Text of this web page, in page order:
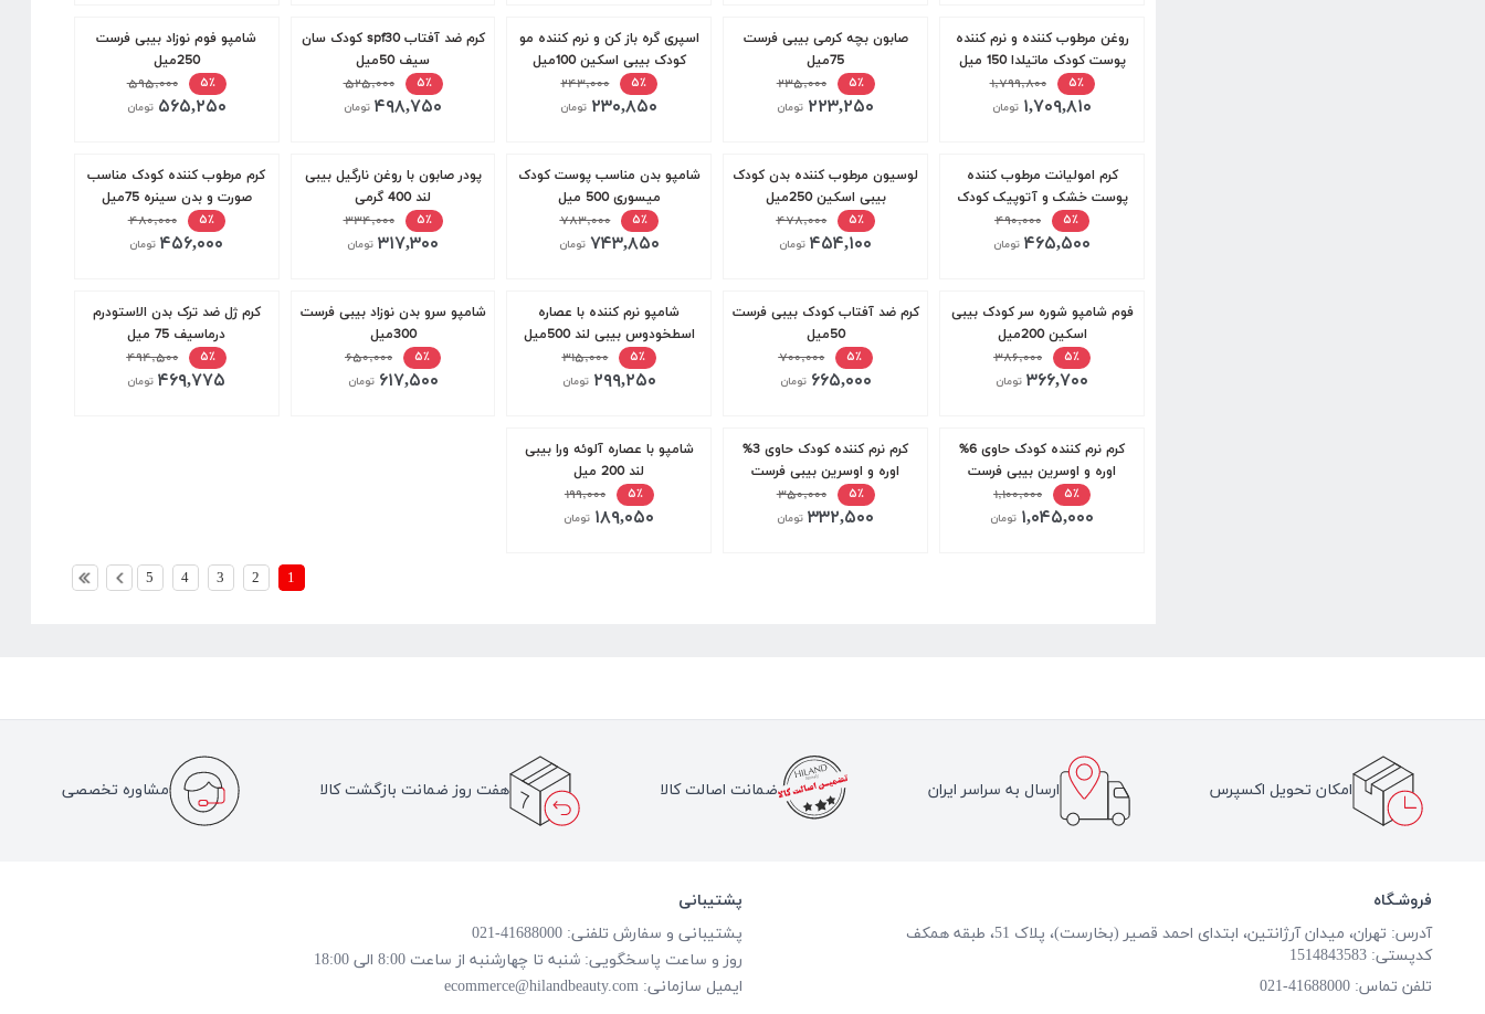
روغن مرطوب کننده و نرم کننده
پوست کودک ماتیلدا 150 میل
۵٪
۱,۷۹۹,۸۰۰
۱,۷۰۹,۸۱۰ تومان
صابون بچه کرمی بیبی فرست
75میل
۵٪
۲۳۵,۰۰۰
۲۲۳,۲۵۰ تومان
اسپری گره باز کن و نرم کننده مو
کودک بیبی اسکین 100میل
۵٪
۲۴۳,۰۰۰
۲۳۰,۸۵۰ تومان
کرم ضد آفتاب spf30 کودک سان
سیف 50میل
۵٪
۵۲۵,۰۰۰
۴۹۸,۷۵۰ تومان
شامپو فوم نوزاد بیبی فرست
250میل
۵٪
۵۹۵,۰۰۰
۵۶۵,۲۵۰ تومان
کرم امولیانت مرطوب کننده
پوست خشک و آتوپیک کودک
بیبی اسکین 100میل
۵٪ ۴۹۰,۰۰۰
۴۶۵,۵۰۰ تومان
لوسیون مرطوب کننده بدن کودک
بیبی اسکین 250میل
۵٪
۴۷۸,۰۰۰
۴۵۴,۱۰۰ تومان
شامپو بدن مناسب پوست کودک
میسوری 500 میل
۵٪
۷۸۳,۰۰۰
۷۴۳,۸۵۰ تومان
پودر صابون با روغن نارگیل بیبی
لند 400 گرمی
۵٪
۳۳۴,۰۰۰
۳۱۷,۳۰۰ تومان
کرم مرطوب کننده کودک مناسب
صورت و بدن سینره 75میل
۵٪
۴۸۰,۰۰۰
۴۵۶,۰۰۰ تومان
فوم شامپو شوره سر کودک بیبی
اسکین 200میل
۵٪
۳۸۶,۰۰۰
۳۶۶,۷۰۰ تومان
کرم ضد آفتاب کودک بیبی فرست
50میل
۵٪
۷۰۰,۰۰۰
۶۶۵,۰۰۰ تومان
شامپو نرم کننده با عصاره
اسطخودوس بیبی لند 500میل
۵٪
۳۱۵,۰۰۰
۲۹۹,۲۵۰ تومان
شامپو سرو بدن نوزاد بیبی فرست
300میل
۵٪
۶۵۰,۰۰۰
۶۱۷,۵۰۰ تومان
کرم ژل ضد ترک بدن الاستودرم
درماسیف 75 میل
۵٪
۴۹۴,۵۰۰
۴۶۹,۷۷۵ تومان
کرم نرم کننده کودک حاوی 6%
اوره و اوسرین بیبی فرست
100میل ۵٪ ۱,۱۰۰,۰۰۰
۱,۰۴۵,۰۰۰ تومان
کرم نرم کننده کودک حاوی 3%
اوره و اوسرین بیبی فرست
100میل ۵٪ ۳۵۰,۰۰۰
۳۳۲,۵۰۰ تومان
شامپو با عصاره آلوئه ورا بیبی
لند 200 میل
۵٪
۱۹۹,۰۰۰
۱۸۹,۰۵۰ تومان
1
2
3
4
5
امکان تحویل اکسپرس ارسال به سراسر ایران ضمانت اصالت کالا هفت روز ضمانت بازگشت کالا مشاوره تخصصی
فروشـگاه
آدرس: تهران، میدان آرژانتین، ابتدای احمد قصیر (بخارست)، پلاک 51، طبقه همکف
کدپستی: 1514843583
تلفن تماس: 41688000-021
پشتیبانی
پشتیبانی و سفارش تلفنی: 41688000-021
روز و ساعت پاسخگویی: شنبه تا چهارشنبه از ساعت 8:00 الی 18:00
ایمیل سازمانی: ecommerce@hilandbeauty.com